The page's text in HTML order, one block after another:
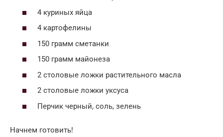
4 куриных яйца
4 картофелины
150 грамм сметанки
150 грамм майонеза
2 столовые ложки растительного масла
2 столовые ложки уксуса
Перчик черный, соль, зелень
Начнем готовить!